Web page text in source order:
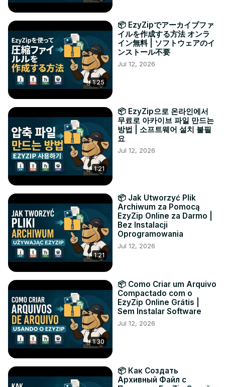
1:25
📦 EzyZipでアーカイブファ
イルを作成する方法 オンラ
イン無料 | ソフトウェアのイ
ンストール不要
Jul 12, 2026
1:21
📦 EzyZip으로 온라인에서
무료로 아카이브 파일 만드는
방법 | 소프트웨어 설치 불필
요
Jul 12, 2026
1:21
📦 Jak Utworzyć Plik
Archiwum za Pomocą
EzyZip Online za Darmo |
Bez Instalacji
Oprogramowania
Jul 12, 2026
1:30
📦 Como Criar um Arquivo
Compactado com o
EzyZip Online Grátis |
Sem Instalar Software
Jul 12, 2026
📦 Как Создать
Архивный Файл с